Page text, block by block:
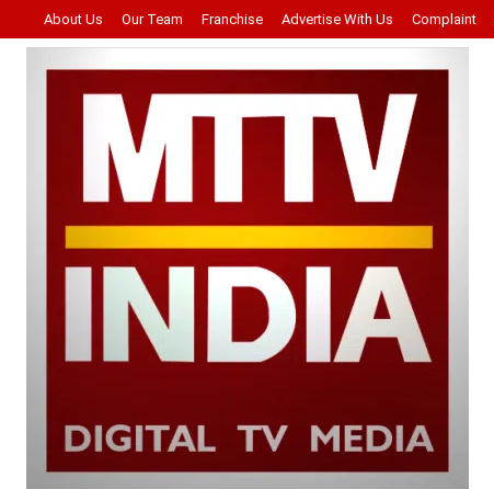
About Us Our Team Franchise Advertise With Us Complaint